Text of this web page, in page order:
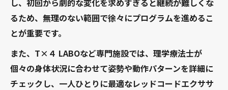
し、初回から劇的な変化を求めすぎると継続が難しくな
るため、無理のない範囲で徐々にプログラムを進めるこ
とが重要です。
また、T×４ LABOなど専門施設では、理学療法士が
個々の身体状況に合わせて姿勢や動作パターンを詳細に
チェックし、一人ひとりに最適なレッドコードエクササ